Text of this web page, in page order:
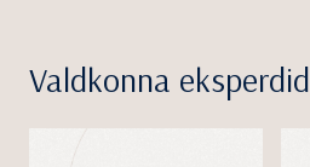
Valdkonna eksperdid